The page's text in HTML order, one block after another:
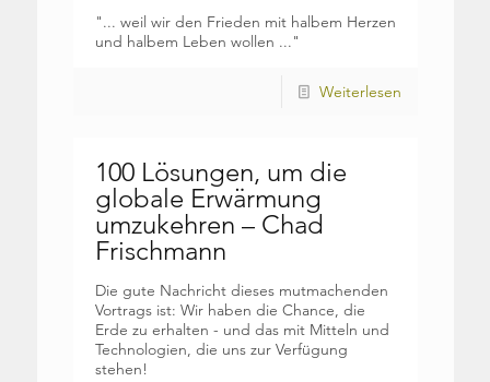
"... weil wir den Frieden mit halbem Herzen
und halbem Leben wollen ..."
Weiterlesen
100 Lösungen, um die
globale Erwärmung
umzukehren – Chad
Frischmann
Die gute Nachricht dieses mutmachenden
Vortrags ist: Wir haben die Chance, die
Erde zu erhalten - und das mit Mitteln und
Technologien, die uns zur Verfügung
stehen!